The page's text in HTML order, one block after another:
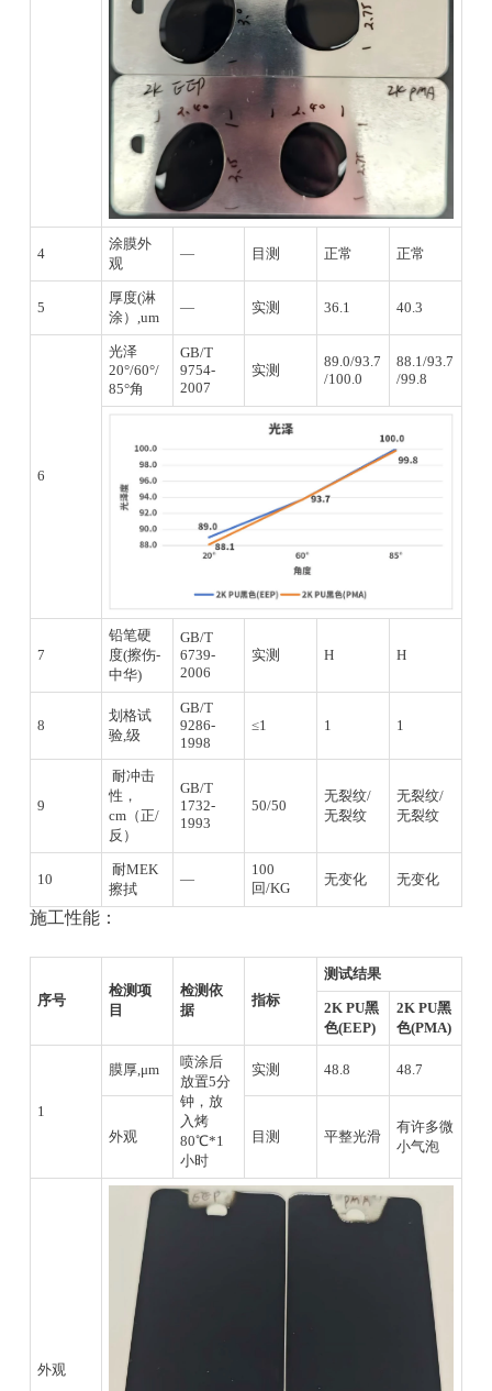
4
涂膜外
观
— 目测 正常 正常
5
厚度(淋
涂）,um
— 实测 36.1 40.3
6
光泽
20°/60°/
85°角
GB/T
9754-
2007
实测
89.0/93.7
/100.0
88.1/93.7
/99.8
7
铅笔硬
度(擦伤-
中华)
GB/T
6739-
2006
实测 H H
8
划格试
验,级
GB/T
9286-
1998
≤1 1 1
9
耐冲击
性，
cm（正/
反）
GB/T
1732-
1993
50/50
无裂纹/
无裂纹
无裂纹/
无裂纹
10
耐MEK
擦拭
—
100
回/KG
无变化 无变化
施工性能：
序号
检测项
目
检测依
据
指标
测试结果
2K PU黑
色(EEP)
2K PU黑
色(PMA)
1
膜厚,μm
喷涂后
放置5分
钟，放
入烤
80℃*1
小时
实测 48.8 48.7
外观 目测 平整光滑
有许多微
小气泡
外观